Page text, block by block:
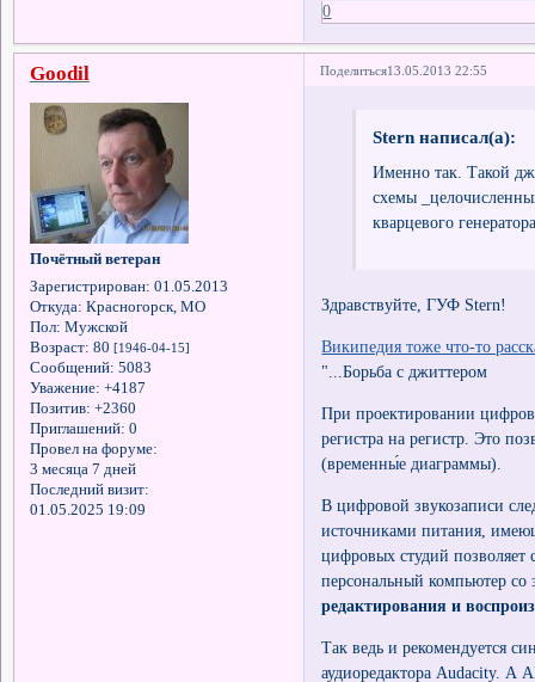
0
Поделиться13.05.2013 22:55
Goodil
Почётный ветеран
Зарегистрирован: 01.05.2013
Откуда: Красногорск, МО
Пол: Мужской
Возраст: 80 [1946-04-15]
Сообщений: 5083
Уважение: +4187
Позитив: +2360
Приглашений: 0
Провел на форуме:
3 месяца 7 дней
Последний визит:
01.05.2025 19:09
Stern написал(а):
Именно так. Такой
схемы
кварцевого
Здравствуйте, ГУФ Stern!
Википедия тоже что-то
"...Борьба с джиттером
При проектировании
регистра на регистр. Это
(временны́е диаграммы).
В цифровой звукозаписи
источниками питания,
цифровых студий позволяет
персональный компьютер
редактирования и
Так ведь и рекомендуется
аудиоредактора Audacity.